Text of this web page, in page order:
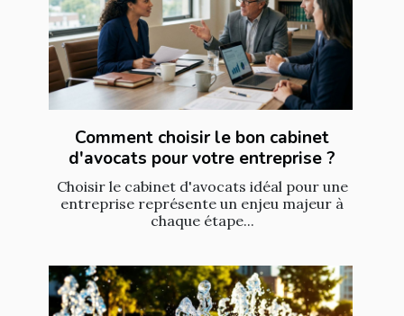
Comment choisir le bon cabinet
d'avocats pour votre entreprise ?
Choisir le cabinet d'avocats idéal pour une
entreprise représente un enjeu majeur à
chaque étape...